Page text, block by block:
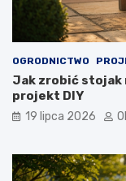
OGRODNICTWO
Jak zrobić stojak
projekt DIY
19 lipca 2026